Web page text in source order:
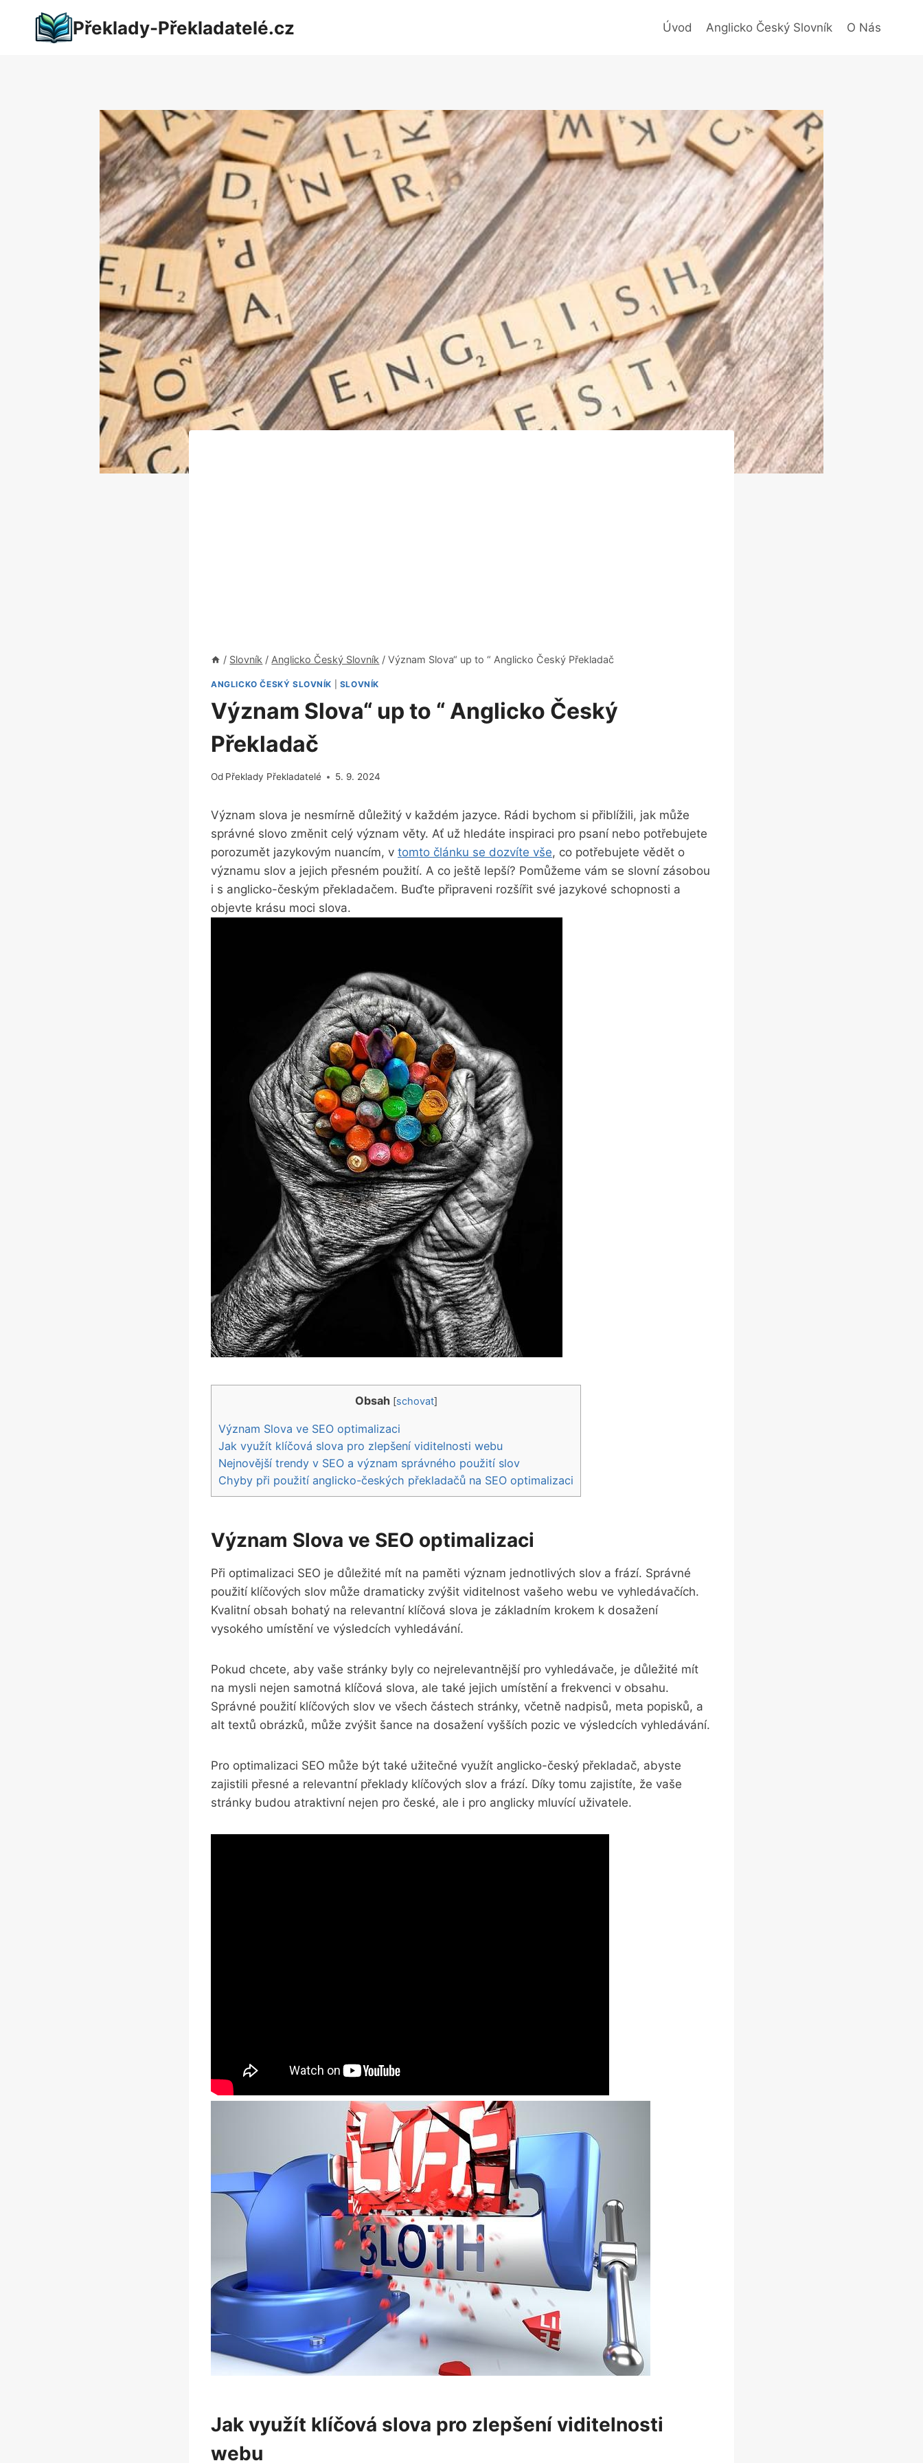
Překlady-Překladatelé.cz Úvod Anglicko Český Slovník O Nás
/ Slovník / Anglicko Český Slovník / Význam Slova“ up to “ Anglicko Český Překladač
ANGLICKO ČESKÝ SLOVNÍK SLOVNÍK
Význam Slova“ up to “ Anglicko Český
Překladač
Od Překlady Překladatelé 5. 9. 2024
Význam ‍slova ⁣je nesmírně důležitý v ⁤každém jazyce. Rádi bychom⁤ si ‌přiblížili, jak může ​
správné slovo ⁢změnit celý význam věty. Ať už ‍hledáte inspiraci pro psaní ⁤nebo ​potřebujete
porozumět jazykovým nuancím, v tomto článku se dozvíte ​vše, co potřebujete ⁢vědět o
významu ⁢slov a jejich přesném použití. A co ještě​ lepší? Pomůžeme⁤ vám se⁢ slovní zásobou
​i⁤ s⁤ anglicko-českým⁢ překladačem.​ Buďte připraveni rozšířit své jazykové schopnosti a
objevte krásu moci ⁢slova.
Obsah [schovat]
Význam Slova ve ‌SEO⁤ optimalizaci
Jak využít klíčová slova pro zlepšení viditelnosti webu
Nejnovější trendy v SEO a význam správného použití slov
Chyby při‌ použití anglicko-českých překladačů⁣ na‍ SEO⁢ optimalizaci
Význam Slova ve ‌SEO⁤ optimalizaci
Při⁣ optimalizaci ​SEO je ‌důležité mít‍ na paměti význam jednotlivých ​slov a frází. Správné
použití ‌klíčových slov může ⁣dramaticky zvýšit viditelnost vašeho webu ‌ve vyhledávačích.
Kvalitní​ obsah bohatý ‍na relevantní ⁢klíčová slova je základním krokem k dosažení
vysokého umístění ve výsledcích vyhledávání.
Pokud chcete, ​aby⁢ vaše stránky byly co nejrelevantnější pro vyhledávače, ⁢je důležité mít
na mysli nejen samotná klíčová slova, ale také‌ jejich umístění⁢ a ⁢frekvenci v obsahu.
‍Správné použití klíčových slov ve všech částech stránky, včetně nadpisů, meta popisků, a
⁤alt textů ⁣obrázků, může zvýšit šance na‍ dosažení vyšších pozic ve výsledcích ⁣vyhledávání.
Pro optimalizaci‍ SEO může ⁣být také užitečné využít anglicko-český překladač, abyste​
zajistili přesné a ‌relevantní překlady klíčových slov a frází. Díky‍ tomu​ zajistíte, že⁣ vaše
stránky budou ‍atraktivní nejen pro české, ale i pro anglicky mluvící uživatele.
Jak využít klíčová slova pro zlepšení viditelnosti
webu